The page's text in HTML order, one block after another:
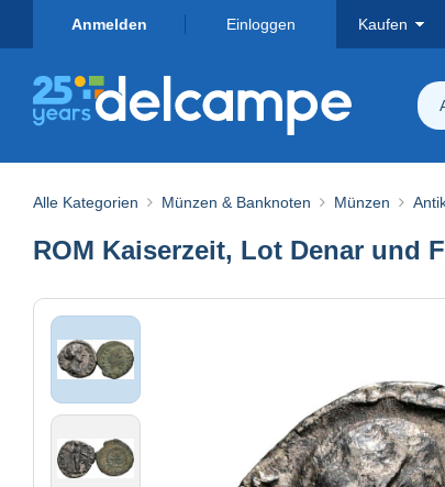
Anmelden Einloggen Kaufen
Alle Kategorien Münzen & Banknoten Münzen
ROM Kaiserzeit, Lot Denar und